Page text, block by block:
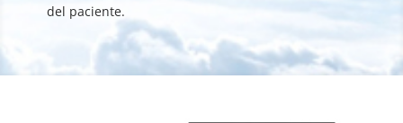
del paciente.